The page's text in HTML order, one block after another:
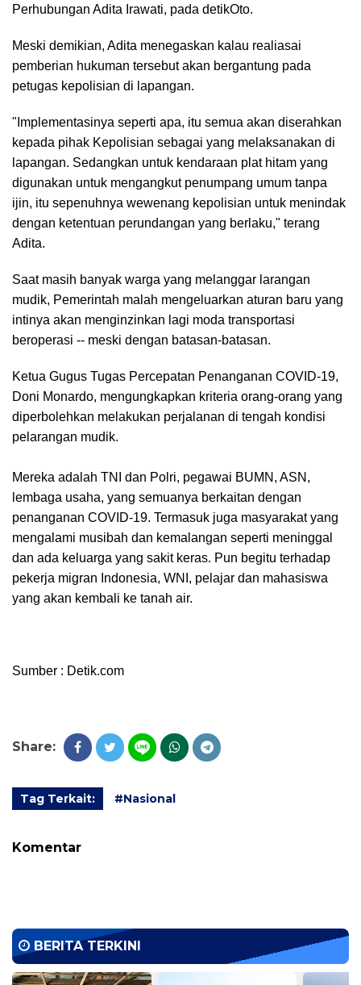
Perhubungan Adita Irawati, pada detikOto.
Meski demikian, Adita menegaskan kalau realiasai
pemberian hukuman tersebut akan bergantung pada
petugas kepolisian di lapangan.
"Implementasinya seperti apa, itu semua akan diserahkan
kepada pihak Kepolisian sebagai yang melaksanakan di
lapangan. Sedangkan untuk kendaraan plat hitam yang
digunakan untuk mengangkut penumpang umum tanpa
ijin, itu sepenuhnya wewenang kepolisian untuk menindak
dengan ketentuan perundangan yang berlaku," terang
Adita.
Saat masih banyak warga yang melanggar larangan
mudik, Pemerintah malah mengeluarkan aturan baru yang
intinya akan menginzinkan lagi moda transportasi
beroperasi -- meski dengan batasan-batasan.
Ketua Gugus Tugas Percepatan Penanganan COVID-19,
Doni Monardo, mengungkapkan kriteria orang-orang yang
diperbolehkan melakukan perjalanan di tengah kondisi
pelarangan mudik.
Mereka adalah TNI dan Polri, pegawai BUMN, ASN,
lembaga usaha, yang semuanya berkaitan dengan
penanganan COVID-19. Termasuk juga masyarakat yang
mengalami musibah dan kemalangan seperti meninggal
dan ada keluarga yang sakit keras. Pun begitu terhadap
pekerja migran Indonesia, WNI, pelajar dan mahasiswa
yang akan kembali ke tanah air.
Sumber : Detik.com
Share:
Tag Terkait: #Nasional
Komentar
BERITA TERKINI